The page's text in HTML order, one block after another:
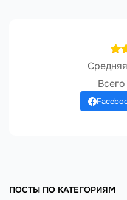
ПОСТЫ ПО КАТЕГОРИЯМ